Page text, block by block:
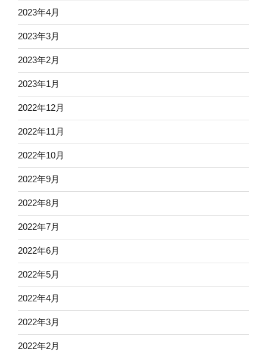
2023年4月
2023年3月
2023年2月
2023年1月
2022年12月
2022年11月
2022年10月
2022年9月
2022年8月
2022年7月
2022年6月
2022年5月
2022年4月
2022年3月
2022年2月